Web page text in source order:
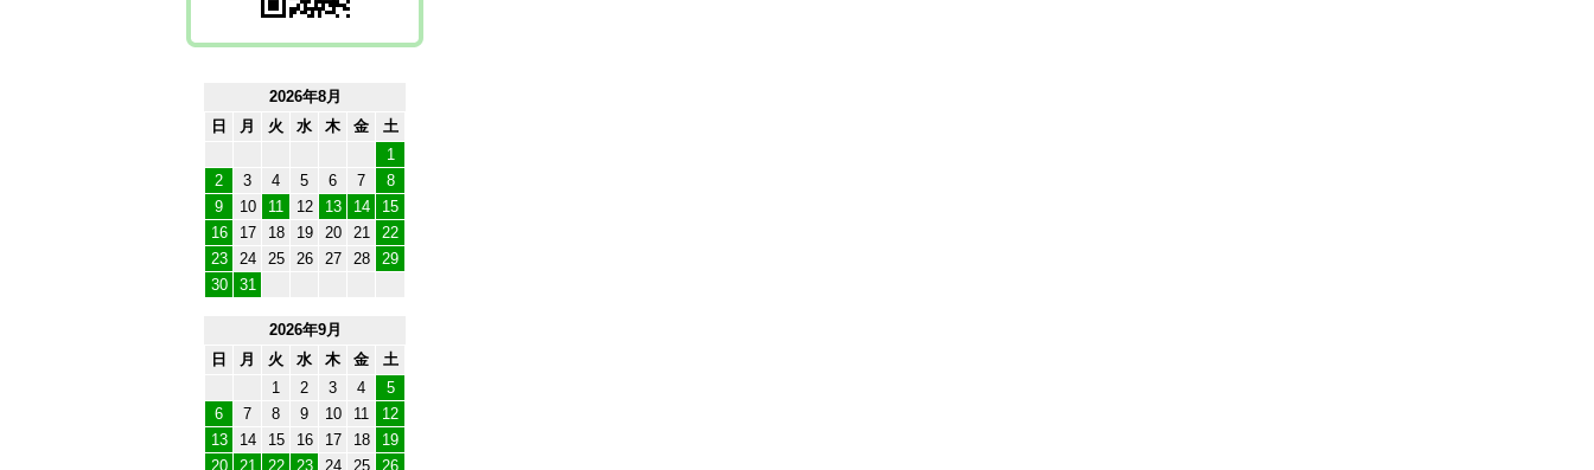
2026年8月
日
月 火 水 木 金
土
1
2
3 4 5 6 7
8
9
10 11 12 13 14
15
16
17 18 19 20 21
22
23
24 25 26 27 28
29
30
31
2026年9月
日
月 火 水 木 金
土
1
2 3 4
5
6
7 8 9 10 11
12
13
14 15 16 17 18
19
20
21 22 23 24 25
26